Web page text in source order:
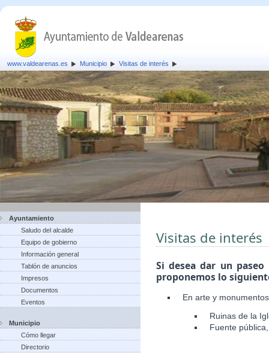
www.valdearenas.es Municipio Visitas de interés
Ayuntamiento
Saludo del alcalde
Equipo de gobierno
Información general
Tablón de anuncios
Impresos
Documentos
Eventos
Municipio
Cómo llegar
Directorio
Visitas de interés
Si desea dar un
proponemos lo
En arte y
Ruinas de la
Fuente